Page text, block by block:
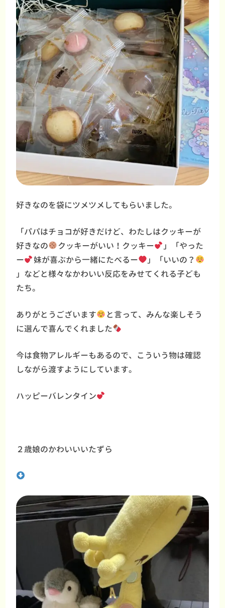
好きなのを袋にツメツメしてもらいました。
「パパはチョコが好きだけど、わたしはクッキーが
好きなの
クッキーがいい！クッキー
」「やった
ー
妹が喜ぶから一緒にたべるー
」「いいの？
」などと様々なかわいい反応をみせてくれる子ども
たち。
ありがとうございます
と言って、みんな楽しそう
に選んで喜んでくれました
今は食物アレルギーもあるので、こういう物は確認
しながら渡すようにしています。
ハッピーバレンタイン
２歳娘のかわいいいたずら